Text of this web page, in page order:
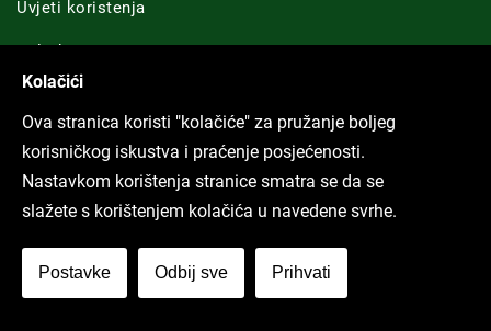
Uvjeti koristenja
Politike privatnosti
GRAD RIJEKA
Novosti Rijeka
Riječka regija
Kolačići
Ova stranica koristi "kolačiće" za pružanje boljeg
korisničkog iskustva i praćenje posjećenosti.
Nastavkom korištenja stranice smatra se da se
slažete s korištenjem kolačića u navedene svrhe.
Postavke Odbij sve Prihvati